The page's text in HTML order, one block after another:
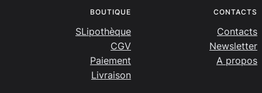
BOUTIQUE
SLipothèque
CGV
Paiement
Livraison
CONTACTS
Contacts
Newsletter
A propos